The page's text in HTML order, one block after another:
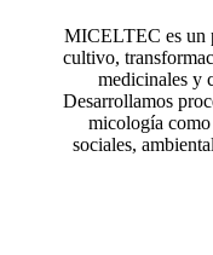
MICELTEC es un
cultivo,
medicinales y
Desarrollamos
micología como
sociales,